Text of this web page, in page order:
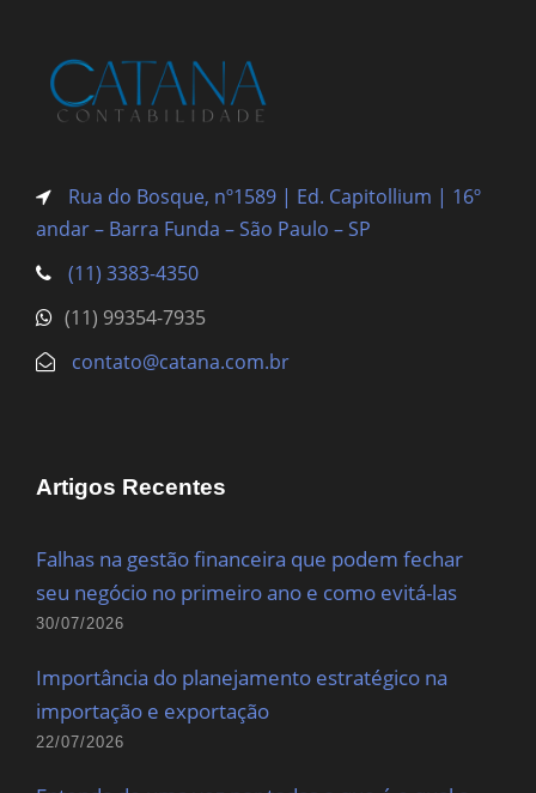
Rua do Bosque, nº1589 | Ed. Capitollium | 16º
andar – Barra Funda – São Paulo – SP
(11) 3383-4350
(11) 99354-7935
contato@catana.com.br
Artigos Recentes
Falhas na gestão financeira que podem fechar
seu negócio no primeiro ano e como evitá-las
30/07/2026
Importância do planejamento estratégico na
importação e exportação
22/07/2026